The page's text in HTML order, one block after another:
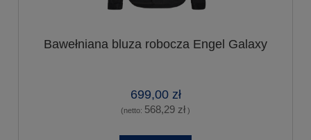
Bawełniana bluza robocza Engel Galaxy
699,00 zł
(netto: 568,29 zł )